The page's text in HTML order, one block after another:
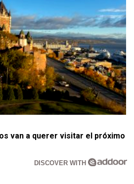
van a querer visitar el próximo
DISCOVER WITH